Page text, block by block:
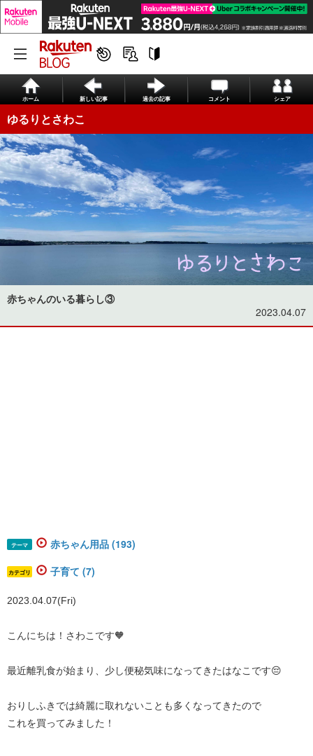
ホーム 新しい記事 過去の記事 コメント シェア
ゆるりとさわこ
赤ちゃんのいる暮らし③
2023.04.07
テーマ 赤ちゃん用品 (193)
カテゴリ 子育て (7)
2023.04.07(Fri)
こんにちは！さわこです🧡
最近離乳食が始まり、少し便秘気味になってきたはなこです😔
おりしふきでは綺麗に取れないことも多くなってきたので
これを買ってみました！